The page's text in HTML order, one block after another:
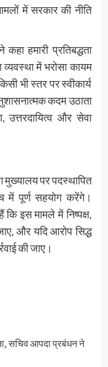
में सरकार की नीति
हमारी प्रतिबद्धता
में भरोसा कायम
भी स्तर पर स्वीकार्य
कदम उठाता
उत्तरदायित्व और सेवा
मुख्यालय पर पदस्थापित
में पूर्ण सहयोग करेंगे।
कि इस मामले में निष्पक्ष,
और यदि आरोप सिद्ध
की जाए।
सचिव आपदा प्रबंधन ने